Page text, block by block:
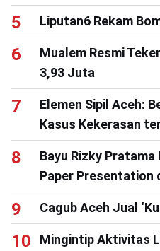
Liputan6 Rekam
Mualem Resmi
3,93 Juta
Elemen Sipil Aceh:
Kasus Kekerasan
Bayu Rizky
Paper Presentation
Cagub Aceh Jual
Mingintip Aktivitas